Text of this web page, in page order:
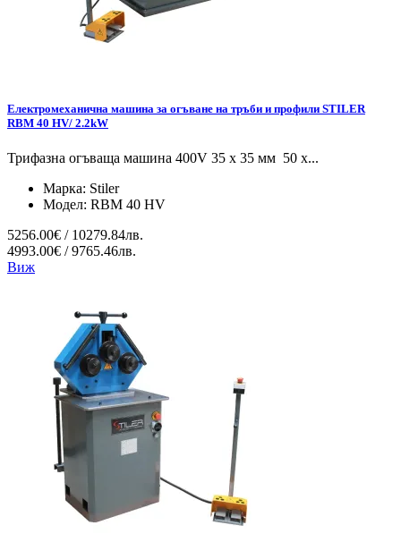
Електромеханична машина за огъване на тръби и профили STILER
RBM 40 HV/ 2.2kW
Трифазна огъваща машина 400V 35 х 35 мм 50 x...
Марка: Stiler
Модел: RBM 40 HV
5256.00€ / 10279.84лв.
4993.00€ / 9765.46лв.
Виж